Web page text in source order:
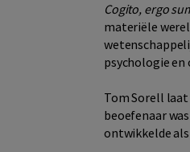
Cogito, ergo
materiële
psychologie en
Tom Sorell
beoefenaar
ontwikkelde